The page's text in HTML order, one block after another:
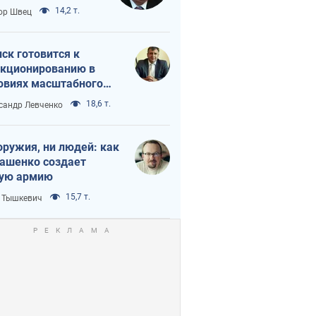
план
и Путина?
Швец 14,2 т.
готовится к
в
масштабного
кризиса
Левченко 18,6 т.
ни людей: как
создает
армию
Тышкевич 15,7 т.